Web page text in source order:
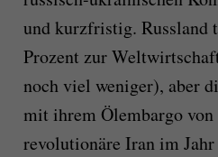
und kurzfristig. Russland
Prozent zur
noch viel weniger), aber
mit ihrem Ölembargo von
revolutionäre Iran im